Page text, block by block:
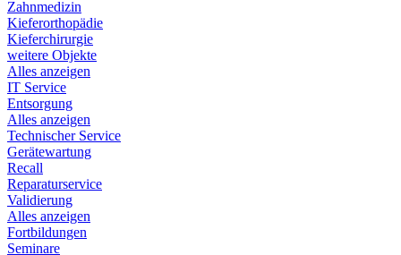
Zahnmedizin
Kieferorthopädie
Kieferchirurgie
weitere Objekte
Alles anzeigen
IT Service
Entsorgung
Alles anzeigen
Technischer Service
Gerätewartung
Recall
Reparaturservice
Validierung
Alles anzeigen
Fortbildungen
Seminare